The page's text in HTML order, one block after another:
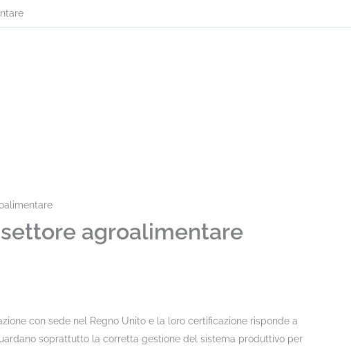
agroalimentare
con sede nel Regno Unito e la loro certificazione risponde a
soprattutto la corretta gestione del sistema produttivo per